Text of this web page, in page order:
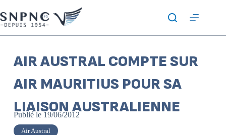
AIR AUSTRAL COMPTE SUR
AIR MAURITIUS POUR SA
LIAISON AUSTRALIENNE
Publié le 19/06/2012
Air Austral